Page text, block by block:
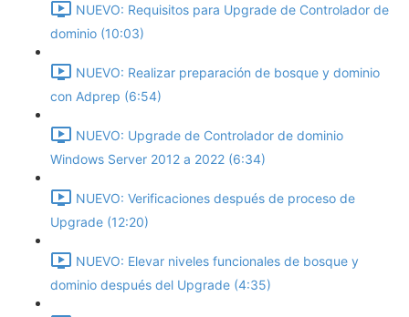
NUEVO: Requisitos para Upgrade de Controlador de
dominio (10:03)
NUEVO: Realizar preparación de bosque y dominio
con Adprep (6:54)
NUEVO: Upgrade de Controlador de dominio
Windows Server 2012 a 2022 (6:34)
NUEVO: Verificaciones después de proceso de
Upgrade (12:20)
NUEVO: Elevar niveles funcionales de bosque y
dominio después del Upgrade (4:35)